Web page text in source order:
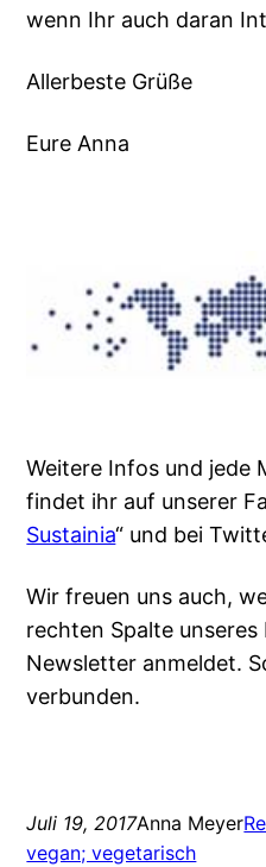
wenn Ihr auch daran
Allerbeste Grüße
Eure Anna
Weitere Infos und jede
findet ihr auf unserer
Sustainia“ und bei
Wir freuen uns auch,
rechten Spalte unseres
Newsletter anmeldet.
verbunden.
Juli 19, 2017Anna Meyer
vegan; vegetarisch